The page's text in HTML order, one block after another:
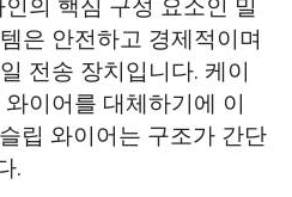
의 핵심 구성 요소인 밀
은 안전하고 경제적이며
전송 장치입니다. 케이
이어를 대체하기에 이
립 와이어는 구조가 간단
.